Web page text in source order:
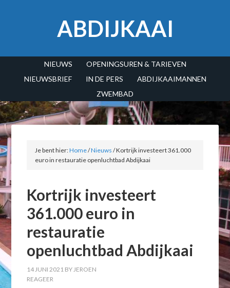
ABDIJKAAI
NIEUWS
OPENINGSUREN & TARIEVEN
NIEUWSBRIEF
IN DE PERS
ABDIJKAAIMANNEN
ZWEMBAD
Je bent hier:Home/Nieuws /Kortrijk investeert 361.000
euro in restauratie openluchtbad Abdijkaai
Kortrijk investeert
361.000 euro in
restauratie
openluchtbad Abdijkaai
14 JUNI 2021 BYJEROEN
REAGEER